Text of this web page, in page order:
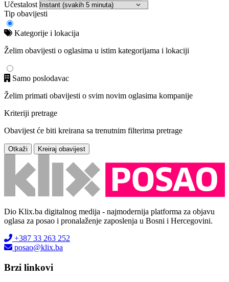
Učestalost
Tip obavijesti
Kategorije i lokacija
Želim obavijesti o oglasima u istim kategorijama i lokaciji
Samo poslodavac
Želim primati obavijesti o svim novim oglasima kompanije
Kriteriji pretrage
Obavijest će biti kreirana sa trenutnim filterima pretrage
Otkaži Kreiraj obavijest
Dio Klix.ba digitalnog medija - najmodernija platforma za objavu
oglasa za posao i pronalaženje zaposlenja u Bosni i Hercegovini.
+387 33 263 252
posao@klix.ba
Brzi linkovi